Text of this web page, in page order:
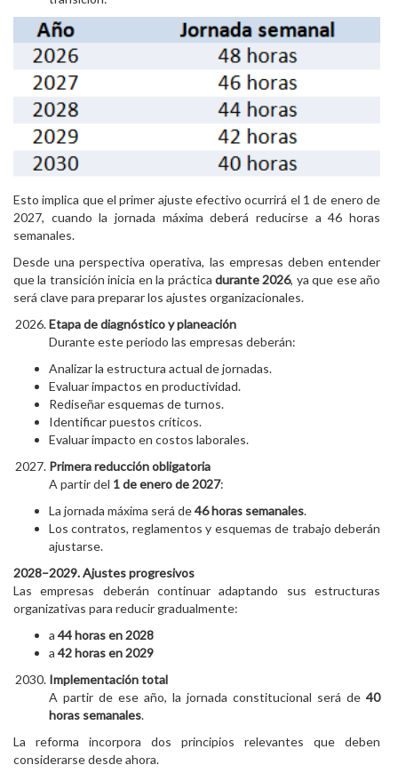
Esto implica que el primer ajuste efectivo ocurrirá el 1 de enero de
2027, cuando la jornada máxima deberá reducirse a 46 horas
semanales.
Desde una perspectiva operativa, las empresas deben entender
que la transición inicia en la práctica durante 2026, ya que ese año
será clave para preparar los ajustes organizacionales.
Etapa de diagnóstico y planeación
Durante este periodo las empresas deberán:
Analizar la estructura actual de jornadas.
Evaluar impactos en productividad.
Rediseñar esquemas de turnos.
Identificar puestos críticos.
Evaluar impacto en costos laborales.
Primera reducción obligatoria
A partir del 1 de enero de 2027:
La jornada máxima será de46 horas semanales.
Los contratos, reglamentos y esquemas de trabajo deberán
ajustarse.
2028–2029. Ajustes progresivos
Las empresas deberán continuar adaptando sus estructuras
organizativas para reducir gradualmente:
a 44 horas en 2028
a 42 horas en 2029
Implementación total
A partir de ese año, la jornada constitucional será de 40
horas semanales.
La reforma incorpora dos principios relevantes que deben
considerarse desde ahora.